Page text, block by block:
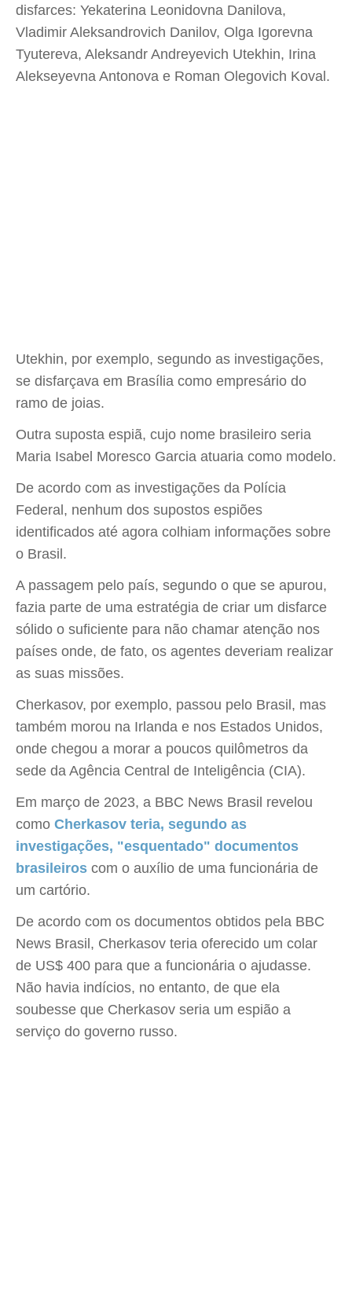
disfarces: Yekaterina Leonidovna Danilova,
Vladimir Aleksandrovich Danilov, Olga Igorevna
Tyutereva, Aleksandr Andreyevich Utekhin, Irina
Alekseyevna Antonova e Roman Olegovich Koval.
Utekhin, por exemplo, segundo as investigações,
se disfarçava em Brasília como empresário do
ramo de joias.
Outra suposta espiã, cujo nome brasileiro seria
Maria Isabel Moresco Garcia atuaria como modelo.
De acordo com as investigações da Polícia
Federal, nenhum dos supostos espiões
identificados até agora colhiam informações sobre
o Brasil.
A passagem pelo país, segundo o que se apurou,
fazia parte de uma estratégia de criar um disfarce
sólido o suficiente para não chamar atenção nos
países onde, de fato, os agentes deveriam realizar
as suas missões.
Cherkasov, por exemplo, passou pelo Brasil, mas
também morou na Irlanda e nos Estados Unidos,
onde chegou a morar a poucos quilômetros da
sede da Agência Central de Inteligência (CIA).
Em março de 2023, a BBC News Brasil revelou
como Cherkasov teria, segundo as
investigações, "esquentado" documentos
brasileiros com o auxílio de uma funcionária de
um cartório.
De acordo com os documentos obtidos pela BBC
News Brasil, Cherkasov teria oferecido um colar
de US$ 400 para que a funcionária o ajudasse.
Não havia indícios, no entanto, de que ela
soubesse que Cherkasov seria um espião a
serviço do governo russo.